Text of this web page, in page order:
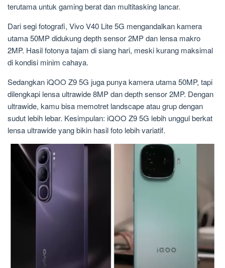
terutama untuk gaming berat dan multitasking lancar.
Dari segi fotografi, Vivo V40 Lite 5G mengandalkan kamera
utama 50MP didukung depth sensor 2MP dan lensa makro
2MP. Hasil fotonya tajam di siang hari, meski kurang maksimal
di kondisi minim cahaya.
Sedangkan iQOO Z9 5G juga punya kamera utama 50MP, tapi
dilengkapi lensa ultrawide 8MP dan depth sensor 2MP. Dengan
ultrawide, kamu bisa memotret landscape atau grup dengan
sudut lebih lebar. Kesimpulan: iQOO Z9 5G lebih unggul berkat
lensa ultrawide yang bikin hasil foto lebih variatif.